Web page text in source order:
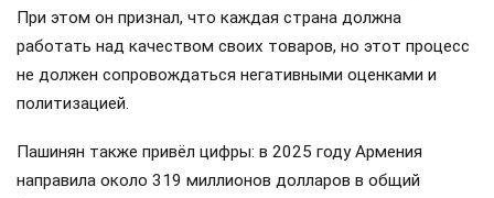
При этом он признал, что каждая страна должна
работать над качеством своих товаров, но этот процесс
не должен сопровождаться негативными оценками и
политизацией.
Пашинян также привёл цифры: в 2025 году Армения
направила около 319 миллионов долларов в общий